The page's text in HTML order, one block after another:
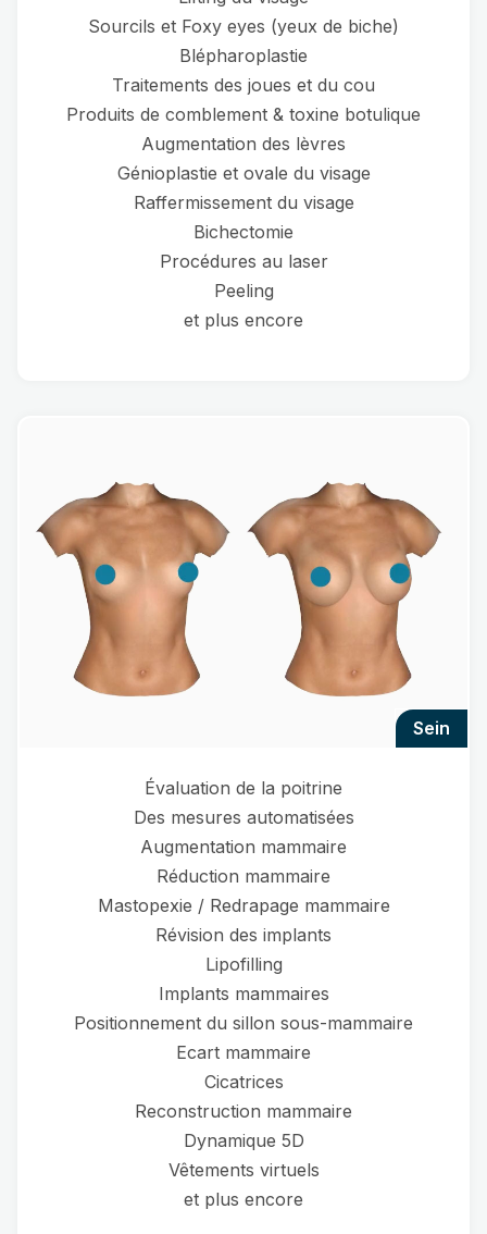
Sourcils et Foxy eyes (yeux de biche)
Blépharoplastie
Traitements des joues et du cou
Produits de comblement & toxine botulique
Augmentation des lèvres
Génioplastie et ovale du visage
Raffermissement du visage
Bichectomie
Procédures au laser
Peeling
et plus encore
sein
Évaluation de la poitrine
Des mesures automatisées
Augmentation mammaire
Réduction mammaire
Mastopexie / Redrapage mammaire
Révision des implants
Lipofilling
Implants mammaires
Positionnement du sillon sous-mammaire
Ecart mammaire
Cicatrices
Reconstruction mammaire
Dynamique 5D
Vêtements virtuels
et plus encore